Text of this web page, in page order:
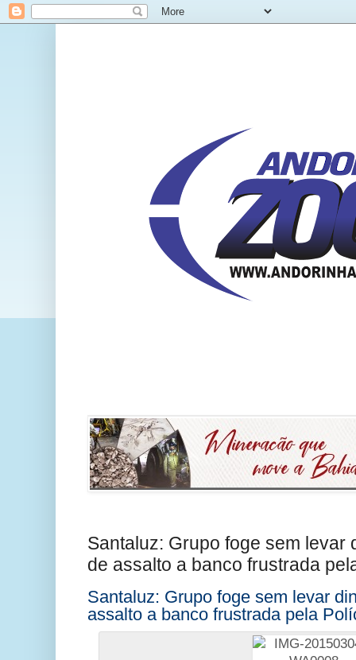
Santaluz: Grupo foge sem levar
de assalto a banco frustrada
Santaluz: Grupo foge sem levar
assalto a banco frustrada pela